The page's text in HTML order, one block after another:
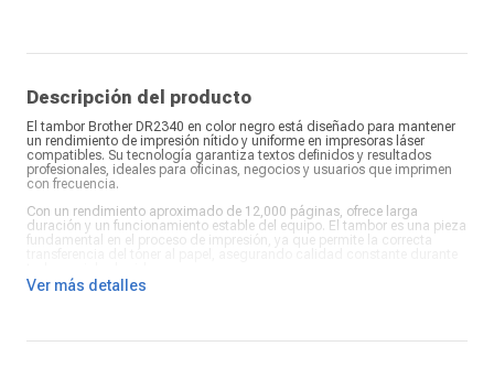
Descripción del producto
El tambor Brother DR2340 en color negro está diseñado para mantener
un rendimiento de impresión nítido y uniforme en impresoras láser
compatibles. Su tecnología garantiza textos definidos y resultados
profesionales, ideales para oficinas, negocios y usuarios que imprimen
con frecuencia.
Con un rendimiento aproximado de 12,000 páginas, ofrece larga
duración y un funcionamiento estable del equipo. El tambor es una pieza
fundamental en el proceso de impresión, ya que permite la correcta
para entornos de trabajo exigentes.
Ver más detalles